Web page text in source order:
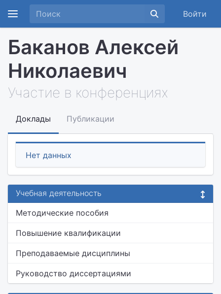
Войти
Баканов Алексей
Николаевич
Участие в конференциях
Доклады Публикации
Нет данных
Учебная деятельность
Методические пособия
Повышение квалификации
Преподаваемые дисциплины
Руководство диссертациями